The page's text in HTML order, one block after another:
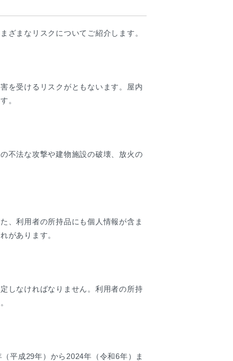
ざまなリスクについてご紹介します。
を受けるリスクがともないます。屋内
。
不法な攻撃や建物施設の破壊、放火の
、利用者の所持品にも個人情報が含ま
があります。
しなければなりません。利用者の所持
平成29年）から2024年（令和6年）ま